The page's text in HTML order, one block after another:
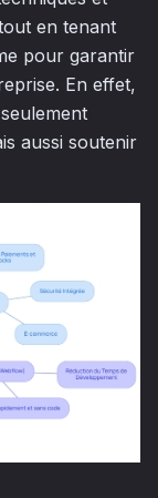
en tenant
pour garantir
En effet,
aussi soutenir